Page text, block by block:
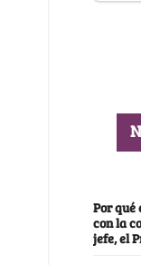
Por qué
con la
jefe, el